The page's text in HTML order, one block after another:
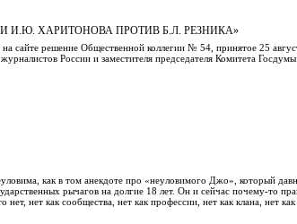
И.Ю. ХАРИТОНОВА ПРОТИВ Б.Л. РЕЗНИКА»
сайте решение Общественной коллегии № 54, принятое 25
России и заместителя председателя Комитета
как в том анекдоте про «неуловимого Джо», который
рычагов на долгие 18 лет. Он и сейчас почему-то
нет как сообщества, нет как профессии, нет как клана, нет